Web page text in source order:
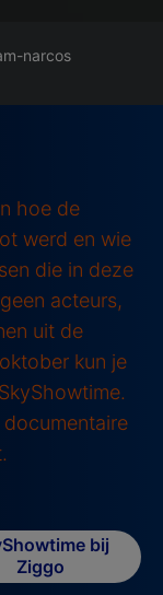
narcos
hoe de
werd en wie
die in deze
acteurs,
uit de
kun je
bij
Ziggo